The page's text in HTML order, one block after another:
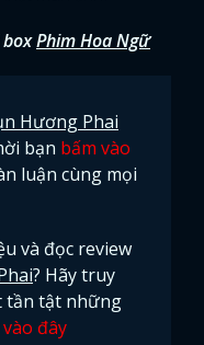
Phim Hoa Ngữ
Hương Phai
bạn bấm vào
luận cùng mọi
và đọc review
? Hãy truy
tần tật những
đây